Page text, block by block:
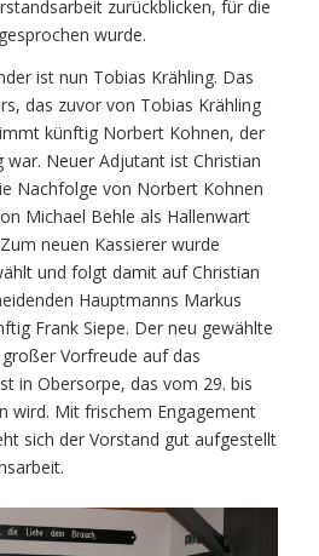
zurückblicken, für die
wurde.
ist nun Tobias Krähling. Das
das zuvor von Tobias Krähling
künftig Norbert Kohnen, der
Neuer Adjutant ist Christian
Nachfolge von Norbert Kohnen
Michael Behle als Hallenwart
neuen Kassierer wurde
und folgt damit auf Christian
Hauptmanns Markus
Frank Siepe. Der neu gewählte
Vorfreude auf das
in Obersorpe, das vom 29. bis
wird. Mit frischem Engagement
sich der Vorstand gut aufgestellt